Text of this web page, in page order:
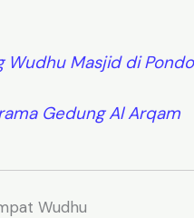
Wudhu Masjid di
Gedung Al Arqam
Wudhu